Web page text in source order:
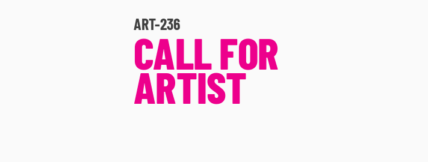
ART-236
CALL FOR
ARTIST